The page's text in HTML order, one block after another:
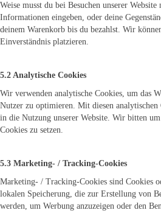
Weise musst du bei Besuchen unserer
Informationen eingeben, oder deine
deinem Warenkorb bis du bezahlst. Wir
Einverständnis platzieren.
5.2 Analytische Cookies
Wir verwenden analytische Cookies, um das
Nutzer zu optimieren. Mit diesen
in die Nutzung unserer Website. Wir bitten
Cookies zu setzen.
5.3 Marketing- / Tracking-Cookies
Marketing- / Tracking-Cookies sind Cookies
lokalen Speicherung, die zur Erstellung von
werden, um Werbung anzuzeigen oder den